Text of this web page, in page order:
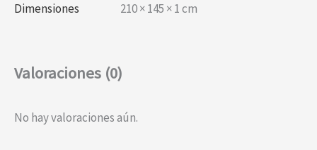
Dimensiones
210 × 145 × 1 cm
Valoraciones (0)
No hay valoraciones aún.